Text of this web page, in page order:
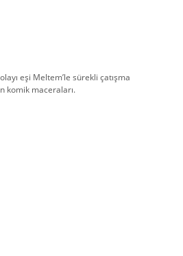
eşi Meltem’le sürekli çatışma
komik maceraları.